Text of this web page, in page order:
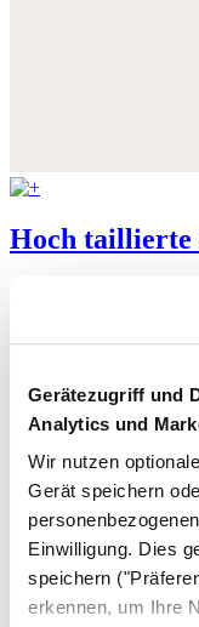
Gerätezugriff und
Analytics und
Wir nutzen
Gerät speichern
Einwilligung. Dies
speichern
erkennen, um Ihre
Hoch taillierte
War 139,- €jetzt 79,- €